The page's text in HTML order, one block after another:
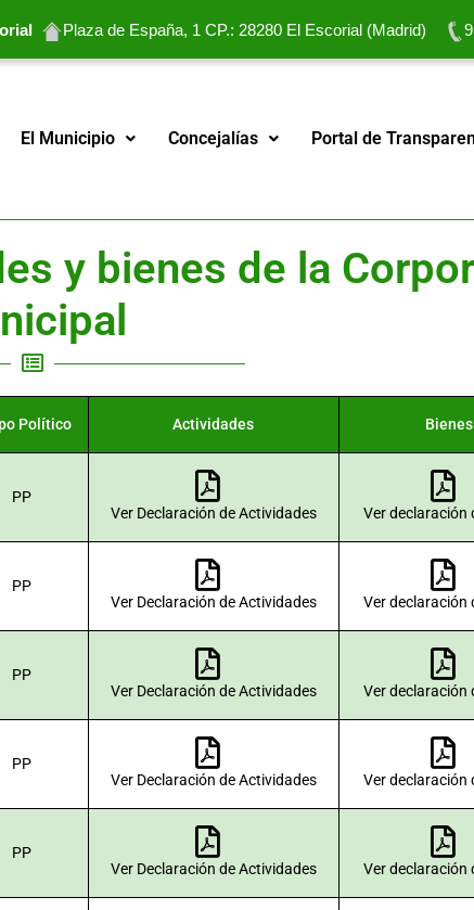
Plaza de España, 1 CP.: 28280 El Escorial (Madrid)
El Municipio Concejalías Portal de
y bienes de la
Político Actividades Bienes
PP
Ver Declaración de Actividades
Ver declaración
PP
Ver Declaración de Actividades
Ver declaración
PP
Ver Declaración de Actividades
Ver declaración
PP
Ver Declaración de Actividades
Ver declaración
PP
Ver Declaración de Actividades
Ver declaración